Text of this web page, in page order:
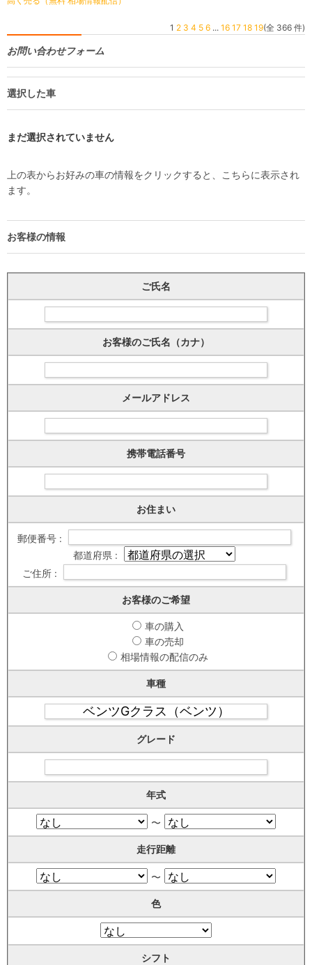
1 2 3 4 5 6 ... 16 17 18 19(全 366 件)
お問い合わせフォーム
選択した車
まだ選択されていません
上の表からお好みの車の情報をクリックすると、こちらに表示され
ます。
お客様の情報
ご氏名
お客様のご氏名（カナ）
メールアドレス
携帯電話番号
お住まい
郵便番号 :
都道府県 :
ご住所 :
お客様のご希望
車の購入
車の売却
相場情報の配信のみ
車種
グレード
年式
〜
走行距離
〜
色
シフト